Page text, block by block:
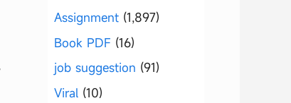
Assignment (1,897)
Book PDF (16)
job suggestion (91)
Viral (10)